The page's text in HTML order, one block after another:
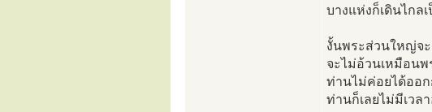
บางแห่งก็เดินไกล
งั้นพระส่วนใหญ่จ
จะไม่อ้วนเหมือนพ
ท่านไม่ค่อยได้ออ
ท่านก็เลยไม่มีเวล